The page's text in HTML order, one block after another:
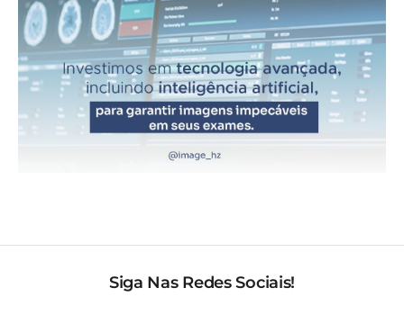
Siga Nas Redes Sociais!